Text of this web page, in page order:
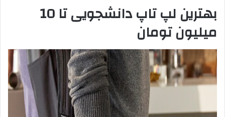
بهترین لپ تاپ دانشجویی تا 10
میلیون تومان